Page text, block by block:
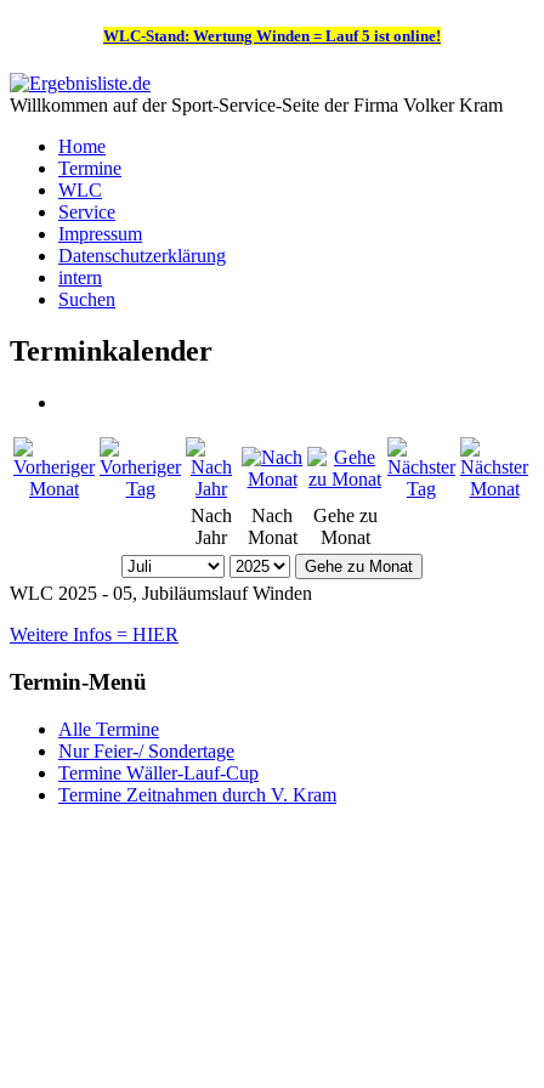
WLC-Stand: Wertung Winden = Lauf 5 ist online!
Willkommen auf der Sport-Service-Seite der Firma Volker Kram
Home
Termine
WLC
Service
Impressum
Datenschutzerklärung
intern
Suchen
Terminkalender
Nach
Jahr
Nach
Monat
Gehe zu
Monat
Gehe zu Monat
WLC 2025 - 05, Jubiläumslauf Winden
Weitere Infos = HIER
Termin-Menü
Alle Termine
Nur Feier-/ Sondertage
Termine Wäller-Lauf-Cup
Termine Zeitnahmen durch V. Kram